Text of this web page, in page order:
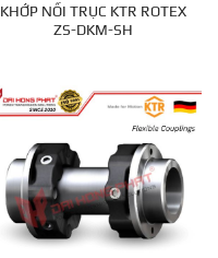
KHỚP NỐI TRỤC KTR ROTEX
ZS-DKM-SH